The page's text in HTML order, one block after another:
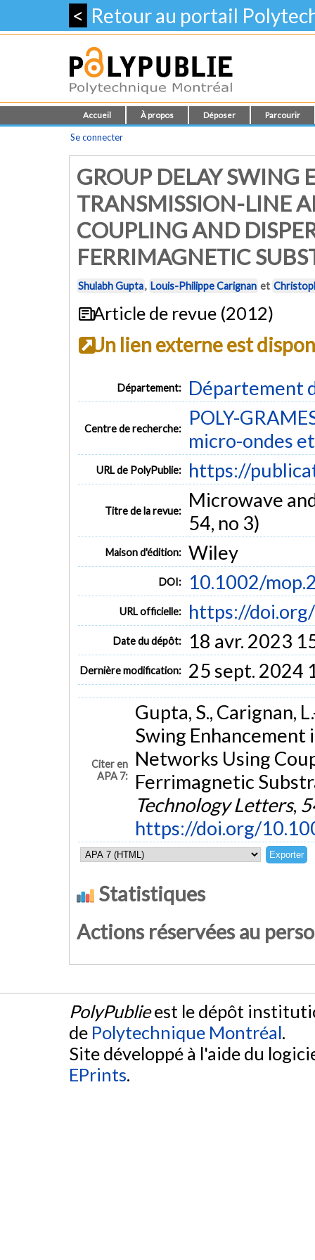
< Retour au portail
Accueil À propos Déposer Parcourir
Se connecter
GROUP DELAY
TRANSMISSION-LINE
COUPLING AND
FERRIMAGNETIC
Shulabh Gupta, Louis-Philippe Carignan et
Article de revue (2012)
Un lien externe est
Département: Département
Centre de recherche:
POLY-
micro-ondes
URL de PolyPublie: https://
Titre de la revue:
Microwave
54, no 3)
Maison d'édition: Wiley
DOI: 10.1002/
URL officielle: https://
Date du dépôt: 18 avr. 2023
Dernière modification: 25 sept. 2024
Citer en
APA 7:
Gupta, S., Carignan,
Swing Enhancement
Networks Using
Ferrimagnetic
Technology Letters,
https://doi.org/
Statistiques
Actions réservées au
PolyPublieest le dépôt
de Polytechnique Montréal.
Site développé à l'aide du
EPrints.